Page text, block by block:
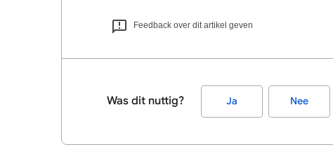
Feedback over dit artikel geven
Was dit nuttig? Ja Nee